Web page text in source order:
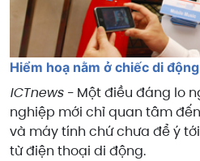
Hiểm hoạ nằm ở chiếc di động
ICTnews - Một điều đáng lo
nghiệp mới chỉ quan tâm
và máy tính chứ chưa để ý
từ điện thoại di động.